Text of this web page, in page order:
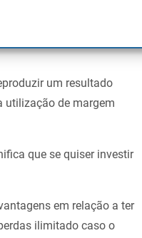
ETF inversa
um resultado
utilização de margem
que se quiser investir
em relação a ter
ilimitado caso o